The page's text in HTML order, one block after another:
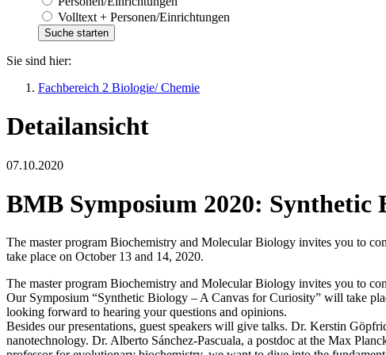
Volltext + Personen/Einrichtungen
Sie sind hier:
Fachbereich 2 Biologie/ Chemie
Detailansicht
07.10.2020
BMB Symposium 2020:
The master program Biochemistry and Molecular Biology invites you to
take place on October 13 and 14, 2020.
The master program Biochemistry and Molecular Biology invites you to
Our Symposium “Synthetic Biology – A Canvas for Curiosity” will take
looking forward to hearing your questions and opinions.
Besides our presentations, guest speakers will give talks. Dr. Kerstin
nanotechnology. Dr. Alberto Sánchez-Pascuala, a postdoc at the Max